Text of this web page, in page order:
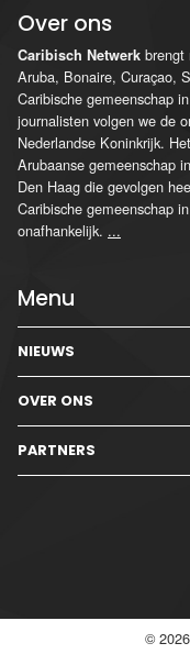
Over ons
Caribisch Netwerk brengt
Aruba, Bonaire, Curaçao,
Caribische gemeenschap
journalisten volgen we de
Nederlandse Koninkrijk.
Arubaanse gemeenschap
Den Haag die gevolgen
Caribische gemeenschap
onafhankelijk. ...
Menu
NIEUWS
OVER ONS
PARTNERS
© 2026